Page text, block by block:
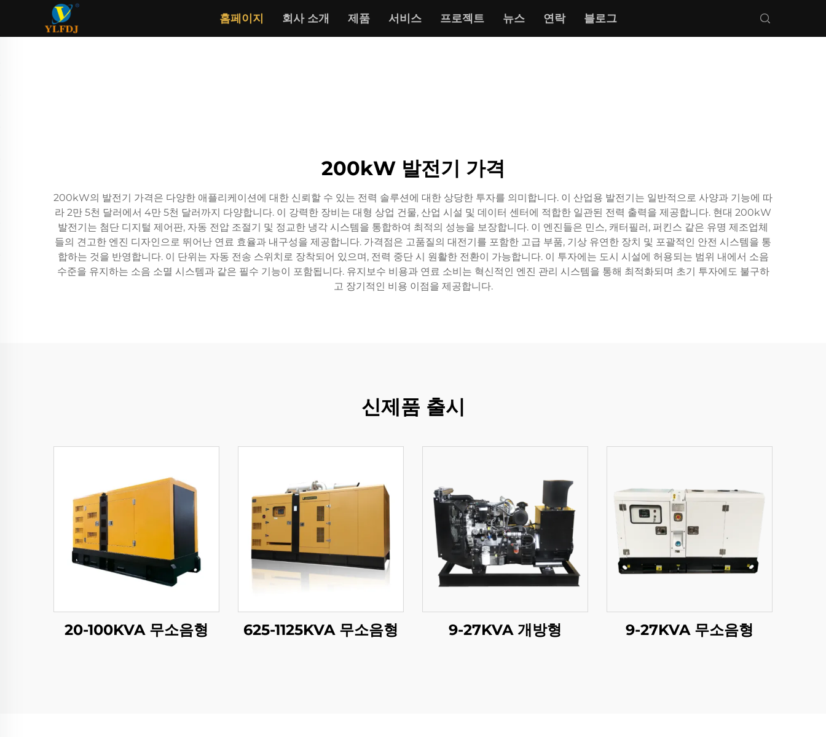
홈페이지 회사 소개 제품 서비스 프로젝트 뉴스 연락 블로그
200kW 발전기 가격
200kW의 발전기 가격은 다양한 애플리케이션에 대한 신뢰할 수 있는 전력 솔루션에 대한 상당한 투자를 의미합니다. 이 산업용 발전기는 일반적으로 사양과 기능에 따
라 2만 5천 달러에서 4만 5천 달러까지 다양합니다. 이 강력한 장비는 대형 상업 건물, 산업 시설 및 데이터 센터에 적합한 일관된 전력 출력을 제공합니다. 현대 200kW
발전기는 첨단 디지털 제어판, 자동 전압 조절기 및 정교한 냉각 시스템을 통합하여 최적의 성능을 보장합니다. 이 엔진들은 민스, 캐터필러, 퍼킨스 같은 유명 제조업체
들의 견고한 엔진 디자인으로 뛰어난 연료 효율과 내구성을 제공합니다. 가격점은 고품질의 대전기를 포함한 고급 부품, 기상 유연한 장치 및 포괄적인 안전 시스템을 통
합하는 것을 반영합니다. 이 단위는 자동 전송 스위치로 장착되어 있으며, 전력 중단 시 원활한 전환이 가능합니다. 이 투자에는 도시 시설에 허용되는 범위 내에서 소음
수준을 유지하는 소음 소멸 시스템과 같은 필수 기능이 포함됩니다. 유지보수 비용과 연료 소비는 혁신적인 엔진 관리 시스템을 통해 최적화되며 초기 투자에도 불구하
고 장기적인 비용 이점을 제공합니다.
신제품 출시
20-100KVA 무소음형 625-1125KVA 무소음형 9-27KVA 개방형 9-27KVA 무소음형